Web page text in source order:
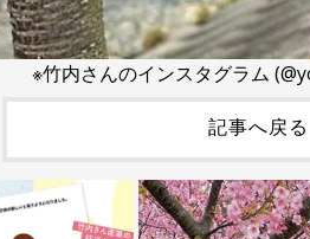
※竹内さんのインスタグラム
記事へ戻る